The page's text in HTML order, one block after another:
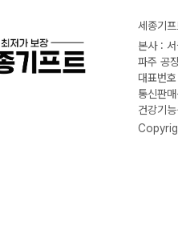
세종기
본사 :
파주 공
대표번
통신판
건강기